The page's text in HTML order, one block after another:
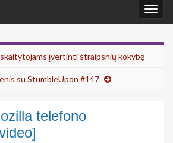
įvertinti straipsnių kokybę
su StumbleUpon #147
telefono